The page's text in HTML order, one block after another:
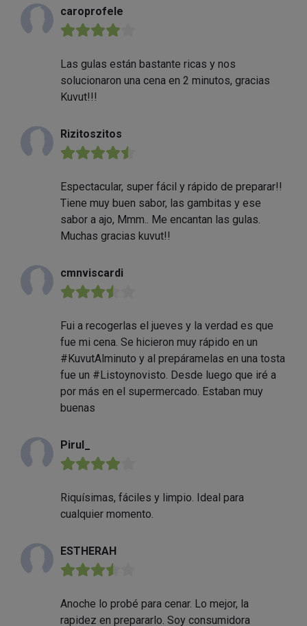
caroprofele
★★★★★
Las gulas están bastante ricas y nos
solucionaron una cena en 2 minutos, gracias
Kuvut!!!
Rizitoszitos
★★★★★
Espectacular, super fácil y rápido de preparar!!
Tiene muy buen sabor, las gambitas y ese
sabor a ajo, Mmm.. Me encantan las gulas.
Muchas gracias kuvut!!
cmnviscardi
★★★★★
Fui a recogerlas el jueves y la verdad es que
fue mi cena. Se hicieron muy rápido en un
#KuvutAlminuto y al prepáramelas en una tosta
fue un #Listoynovisto. Desde luego que iré a
por más en el supermercado. Estaban muy
buenas
Pirul_
★★★★★
Riquísimas, fáciles y limpio. Ideal para
cualquier momento.
ESTHERAH
★★★★★
Anoche lo probé para cenar. Lo mejor, la
rapidez en prepararlo. Soy consumidora